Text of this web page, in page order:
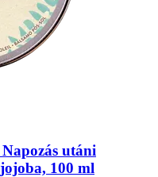
Napozás utáni
100 ml